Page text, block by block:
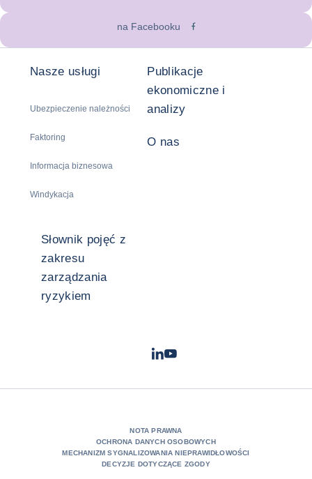
na Facebooku
Nasze usługi
Ubezpieczenie należności
Faktoring
Informacja biznesowa
Windykacja
Publikacje
ekonomiczne i
analizy
O nas
Słownik pojęć z
zakresu
zarządzania
ryzykiem
LinkedIn
Youtube
NOTA PRAWNA
OCHRONA DANYCH OSOBOWYCH
MECHANIZM SYGNALIZOWANIA NIEPRAWIDŁOWOŚCI
DECYZJE DOTYCZĄCE ZGODY